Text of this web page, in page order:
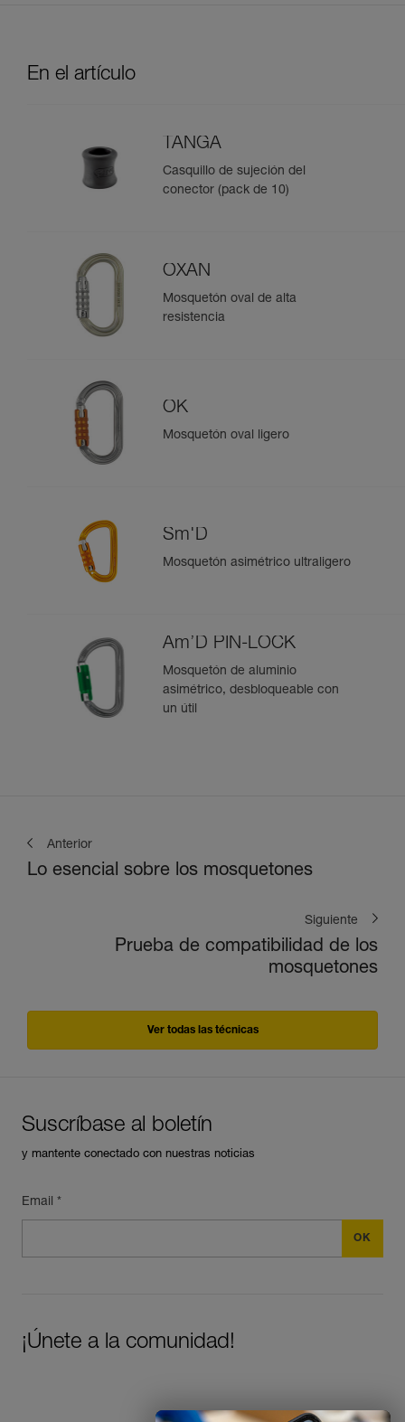
En el artículo
TANGA
Casquillo de sujeción del
conector (pack de 10)
OXAN
Mosquetón oval de alta
resistencia
OK
Mosquetón oval ligero
Sm'D
Mosquetón asimétrico ultraligero
Am’D PIN-LOCK
Mosquetón de aluminio
asimétrico, desbloqueable con
un útil
Anterior
Lo esencial sobre los mosquetones
Siguiente
Prueba de compatibilidad de los
mosquetones
Ver todas las técnicas
seguimiento de su parque de
Suscríbase al boletín
y mantente conectado con nuestras noticias
Email *
¡Únete a la comunidad!